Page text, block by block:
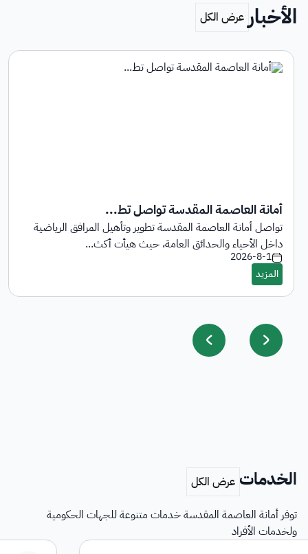
الأخبار
أمانة العاصمة المقدسة تواصل تط...
تواصل أمانة العاصمة المقدسة تطوير وتأهيل المرافق الرياضية
داخل الأحياء والحدائق العامة، حيث هيأت أكث...
2026-8-1
الخدمات
توفر أمانة العاصمة المقدسة خدمات متنوعة للجهات الحكومية
ولخدمات الأفراد